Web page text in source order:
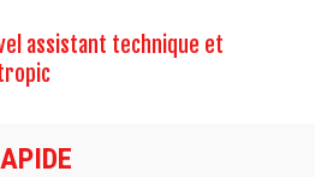
assistant technique et